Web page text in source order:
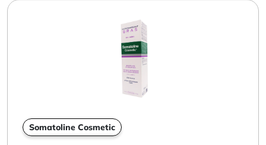
Somatoline Cosmetic